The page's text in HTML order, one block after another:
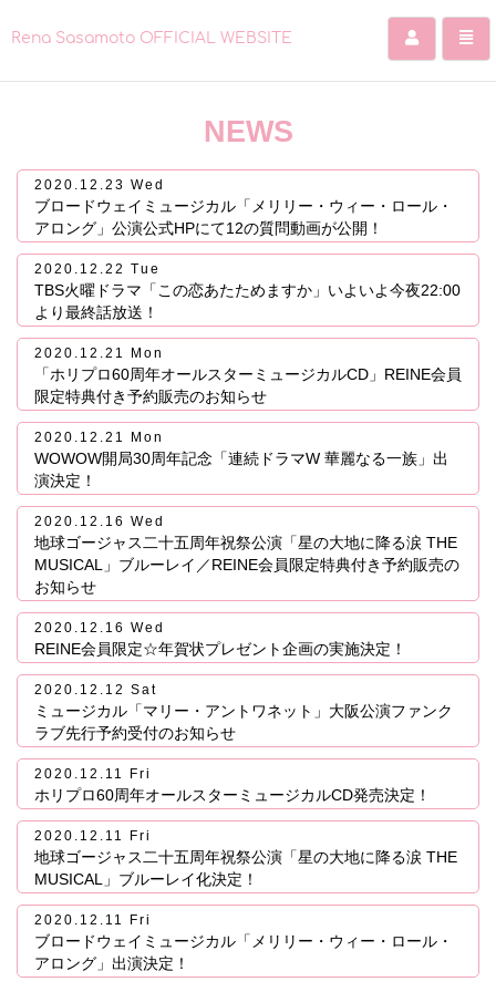
コ
Rena Sasamoto OFFICIAL WEBSITE
NEWS
2020.12.23 Wed
ブロードウェイミュージカル「メリリー・ウィー・ロール・
アロング」公演公式HPにて12の質問動画が公開！
2020.12.22 Tue
TBS火曜ドラマ「この恋あたためますか」いよいよ今夜22:00
より最終話放送！
2020.12.21 Mon
「ホリプロ60周年オールスターミュージカルCD」REINE会員
限定特典付き予約販売のお知らせ
2020.12.21 Mon
WOWOW開局30周年記念「連続ドラマW 華麗なる一族」出
演決定！
2020.12.16 Wed
地球ゴージャス二十五周年祝祭公演「星の大地に降る涙 THE
MUSICAL」ブルーレイ／REINE会員限定特典付き予約販売の
お知らせ
2020.12.16 Wed
REINE会員限定☆年賀状プレゼント企画の実施決定！
2020.12.12 Sat
ミュージカル「マリー・アントワネット」大阪公演ファンク
ラブ先行予約受付のお知らせ
2020.12.11 Fri
ホリプロ60周年オールスターミュージカルCD発売決定！
2020.12.11 Fri
地球ゴージャス二十五周年祝祭公演「星の大地に降る涙 THE
MUSICAL」ブルーレイ化決定！
2020.12.11 Fri
ブロードウェイミュージカル「メリリー・ウィー・ロール・
アロング」出演決定！